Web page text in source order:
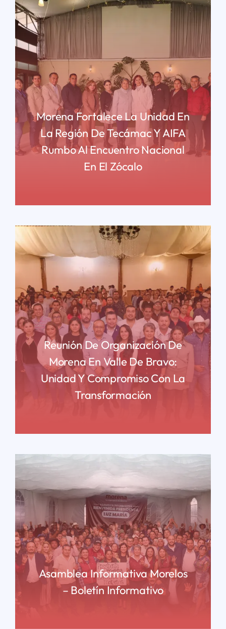
Morena Fortalece La Unidad En
La Región De Tecámac Y AIFA
Rumbo Al Encuentro Nacional
En El Zócalo
Reunión De Organización De
Morena En Valle De Bravo:
Unidad Y Compromiso Con La
Transformación
Asamblea Informativa Morelos
– Boletín Informativo